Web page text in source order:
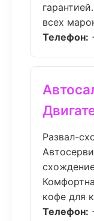
всех
Телефон:
Развал-
кофе для
Телефон: